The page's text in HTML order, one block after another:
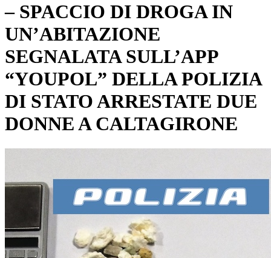
– SPACCIO DI DROGA IN
UN’ABITAZIONE
SEGNALATA SULL’APP
“YOUPOL” DELLA POLIZIA
DI STATO ARRESTATE DUE
DONNE A CALTAGIRONE